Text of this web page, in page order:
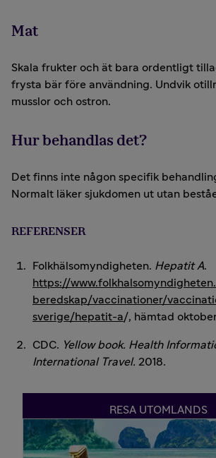
Mat
Skala frukter och ät bara ordentligt
frysta bär före användning. Undvik
musslor och ostron.
Hur behandlas det?
Det finns inte någon specifik
Normalt läker sjukdomen ut utan
REFERENSER
Folkhälsomyndigheten. Hepatit A.
https://
beredskap/vaccinationer/
sverige/hepatit-a/, hämtad
CDC. Yellow book. Health
International Travel. 2018.
RESA UTOMLANDS